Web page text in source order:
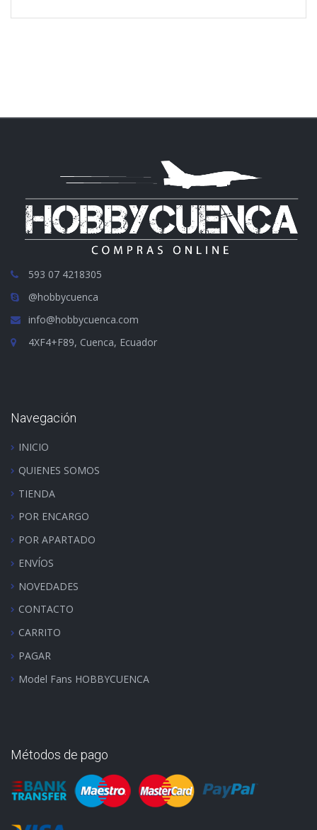
593 07 4218305
@hobbycuenca
info@hobbycuenca.com
4XF4+F89, Cuenca, Ecuador
Navegación
INICIO
QUIENES SOMOS
TIENDA
POR ENCARGO
POR APARTADO
ENVÍOS
NOVEDADES
CONTACTO
CARRITO
PAGAR
Model Fans HOBBYCUENCA
Métodos de pago